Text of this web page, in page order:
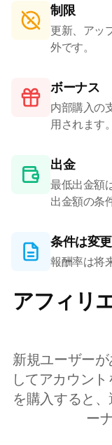
制限
更新、アッ
外です。
ボーナス
内部購入の
用されます。
出金
最低出金額
出金額の条
条件は変
報酬率は将
アフィリ
新規ユーザー
してアカウン
を購入すると
ー